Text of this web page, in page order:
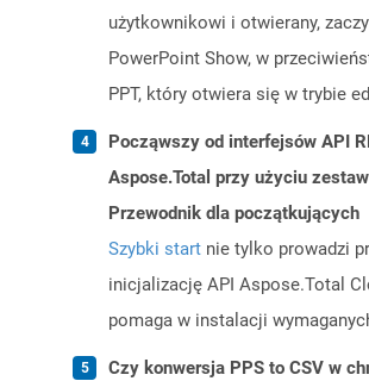
użytkownikowi i otwierany,
PowerPoint Show, w
PPT, który otwiera się w trybie
Począwszy od interfejsów API
Aspose.Total przy użyciu
Przewodnik dla początkujących
Szybki start nie tylko prowadzi
inicjalizację API Aspose.Total
pomaga w instalacji
Czy konwersja PPS to CSV w